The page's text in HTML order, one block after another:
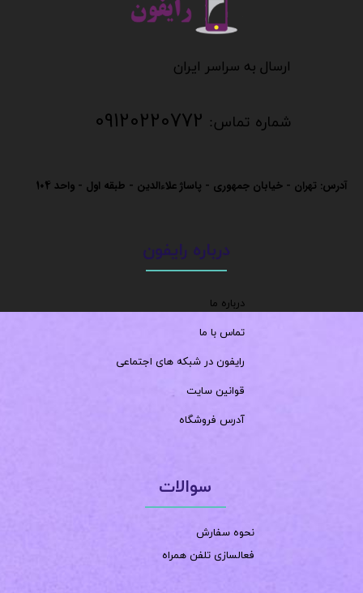
​​​​​​ارسال به سراسر ایران
شماره تماس: 09120220772
آدرس: تهران - خیابان جمهوری - پاساژ علاءالدین - طبقه اول - واحد 104
سوالات
نحوه سفارش
فعالسازی تلفن همراه
درباره رایفون
درباره ما
تماس با ما
رایفون در شبکه های اجتماعی
قوانین سایت
آدرس فروشگاه